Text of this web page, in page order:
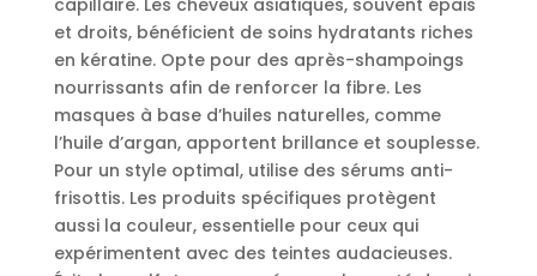
capillaire. Les cheveux asiatiques, souvent épais
et droits, bénéficient de soins hydratants riches
en kératine. Opte pour des après-shampoings
nourrissants afin de renforcer la fibre. Les
masques à base d’huiles naturelles, comme
l’huile d’argan, apportent brillance et souplesse.
Pour un style optimal, utilise des sérums anti-
frisottis. Les produits spécifiques protègent
aussi la couleur, essentielle pour ceux qui
expérimentent avec des teintes audacieuses.